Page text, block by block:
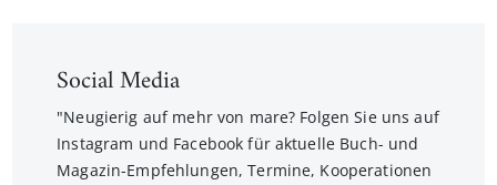
Social Media
"Neugierig auf mehr von mare? Folgen Sie uns auf
Instagram und Facebook für aktuelle Buch- und
Magazin-Empfehlungen, Termine, Kooperationen